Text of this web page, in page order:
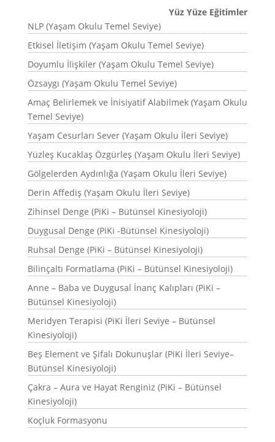
Yüz Yüze Eğitimler
NLP (Yaşam Okulu Temel Seviye)
Etkisel İletişim (Yaşam Okulu Temel Seviye)
Doyumlu İlişkiler (Yaşam Okulu Temel Seviye)
Özsaygı (Yaşam Okulu Temel Seviye)
Amaç Belirlemek ve İnisiyatif Alabilmek (Yaşam Okulu
Temel Seviye)
Yaşam Cesurları Sever (Yaşam Okulu İleri Seviye)
Yüzleş Kucaklaş Özgürleş (Yaşam Okulu İleri Seviye)
Gölgelerden Aydınlığa (Yaşam Okulu İleri Seviye)
Derin Affediş (Yaşam Okulu İleri Seviye)
Zihinsel Denge (PiKi – Bütünsel Kinesiyoloji)
Duygusal Denge (PiKi -Bütünsel Kinesiyoloji)
Ruhsal Denge (PiKi – Bütünsel Kinesiyoloji)
Bilinçaltı Formatlama (PiKi – Bütünsel Kinesiyoloji)
Anne – Baba ve Duygusal İnanç Kalıpları (PiKi –
Bütünsel Kinesiyoloji)
Meridyen Terapisi (PiKi İleri Seviye – Bütünsel
Kinesiyoloji)
Beş Element ve Şifalı Dokunuşlar (PiKi İleri Seviye–
Bütünsel Kinesiyoloji)
Çakra – Aura ve Hayat Renginiz (PiKi – Bütünsel
Kinesiyoloji)
Koçluk Formasyonu